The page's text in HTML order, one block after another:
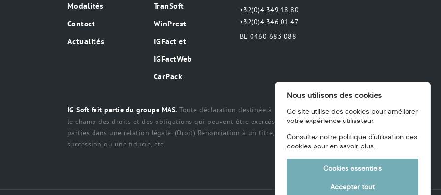
Modalités
Contact
Actualités
TranSoft
WinPrest
IGFact et
IGFactWeb
CarPack
+32(0)4.349.18.80
+32(0)4.346.01.47
BE 0460 683 088
IG Soft fait partie du groupe MAS. Toute déclaration destinée à préciser ou de délimiter
le champ des droits et des obligations qui peuvent être exercés et exécutés par les
parties dans une relation légale. (Droit) Renonciation à un titre, des intérêts, une
succession ou une fiducie, etc.
Nous utilisons des cookies
Ce site utilise des cookies pour améliorer
votre expérience utilisateur.
Consultez notre politique d'utilisation des
cookies pour en savoir plus.
Cookies essentiels
Accepter tout